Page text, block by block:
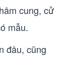
cung, cử
mẫu.
đâu, cũng